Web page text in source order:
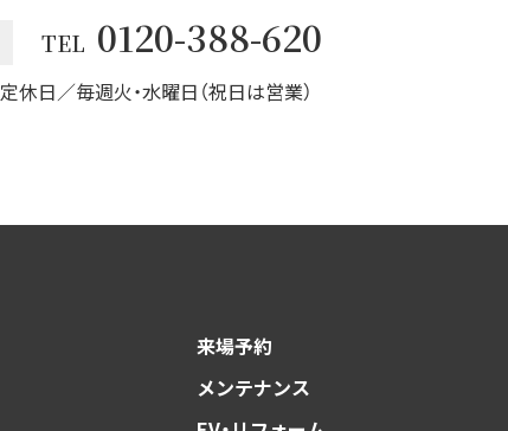
TEL 0120-388-620
定休日／毎週火・水曜日（祝日は営業）
来場予約
メンテナンス